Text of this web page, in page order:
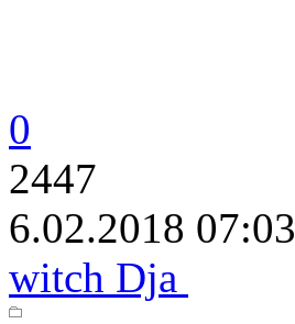
0
2447
6.02.2018 07:03
witch Dja